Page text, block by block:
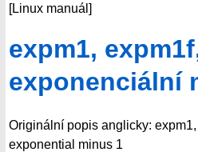
[Linux manuál]
expm1,
exponenciální
Originální popis anglicky:
exponential minus 1